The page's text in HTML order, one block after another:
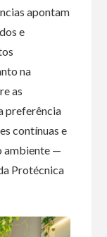
apontam
e
na
as
preferência
contínuas e
ambiente —
Protécnica